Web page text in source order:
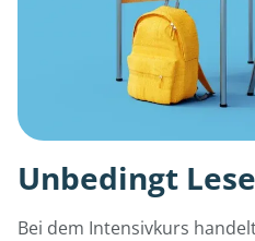
Unbedingt
Bei dem Intensivkurs